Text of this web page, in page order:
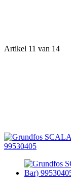
Artikel 11 van 14